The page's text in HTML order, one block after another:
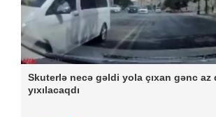
Skuterlə necə gəldi yola çıxan gənc az
yıxılacaqdı